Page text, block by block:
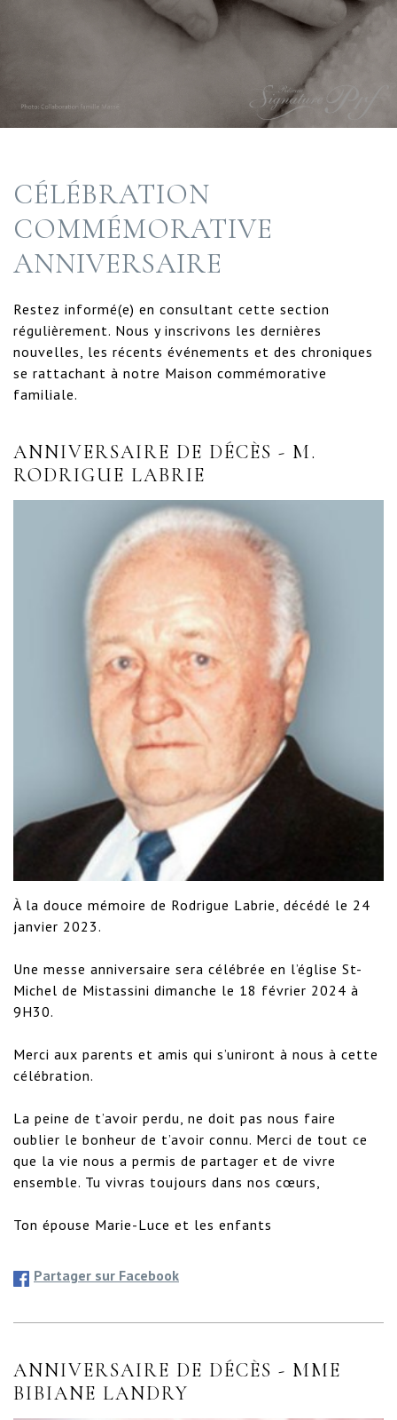
CÉLÉBRATION
COMMÉMORATIVE
ANNIVERSAIRE
Restez informé(e) en consultant cette section
régulièrement. Nous y inscrivons les dernières
nouvelles, les récents événements et des chroniques
se rattachant à notre Maison commémorative
familiale.
ANNIVERSAIRE DE DÉCÈS - M.
RODRIGUE LABRIE
À la douce mémoire de Rodrigue Labrie, décédé le 24
janvier 2023.
Une messe anniversaire sera célébrée en l’église St-
Michel de Mistassini dimanche le 18 février 2024 à
9H30.
Merci aux parents et amis qui s’uniront à nous à cette
célébration.
La peine de t’avoir perdu, ne doit pas nous faire
oublier le bonheur de t’avoir connu. Merci de tout ce
que la vie nous a permis de partager et de vivre
ensemble. Tu vivras toujours dans nos cœurs,
Ton épouse Marie-Luce et les enfants
Partager sur Facebook
ANNIVERSAIRE DE DÉCÈS - MME
BIBIANE LANDRY